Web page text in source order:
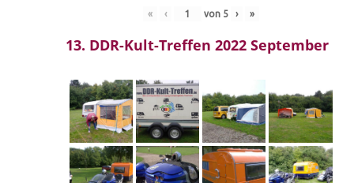
« ‹ von 5 › »
13. DDR-Kult-Treffen 2022 September